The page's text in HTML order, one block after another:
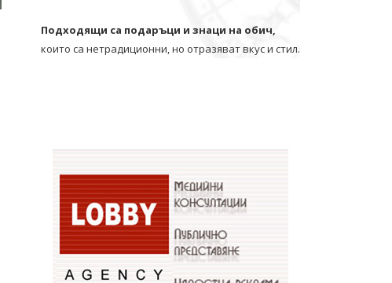
Подходящи са подаръци и знаци на обич,
които са нетрадиционни, но отразяват вкус и стил.